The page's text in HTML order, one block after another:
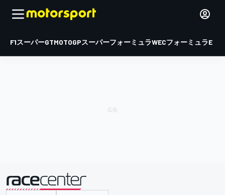
F1スーパーGTMOTOGPスーパーフォーミュラWECフォーミュラE